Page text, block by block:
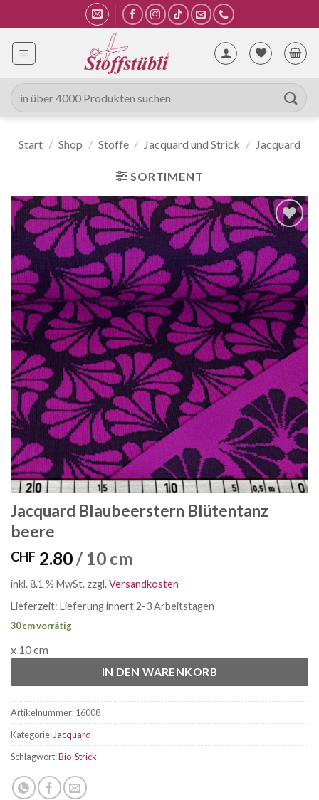
Inhalt
springen
Suche
nach:
Start / Shop / Stoffe / Jacquard und Strick / Jacquard
SORTIMENT
Auf die
Wunschliste
Jacquard Blaubeerstern Blütentanz
beere
CHF 2.80/ 10 cm
inkl. 8.1 % MwSt. zzgl.Versandkosten
Lieferzeit: Lieferung innert 2-3 Arbeitstagen
30 cm vorrätig
x 10 cm
IN DEN WARENKORB
Artikelnummer:16008
Kategorie: Jacquard
Schlagwort:Bio-Strick